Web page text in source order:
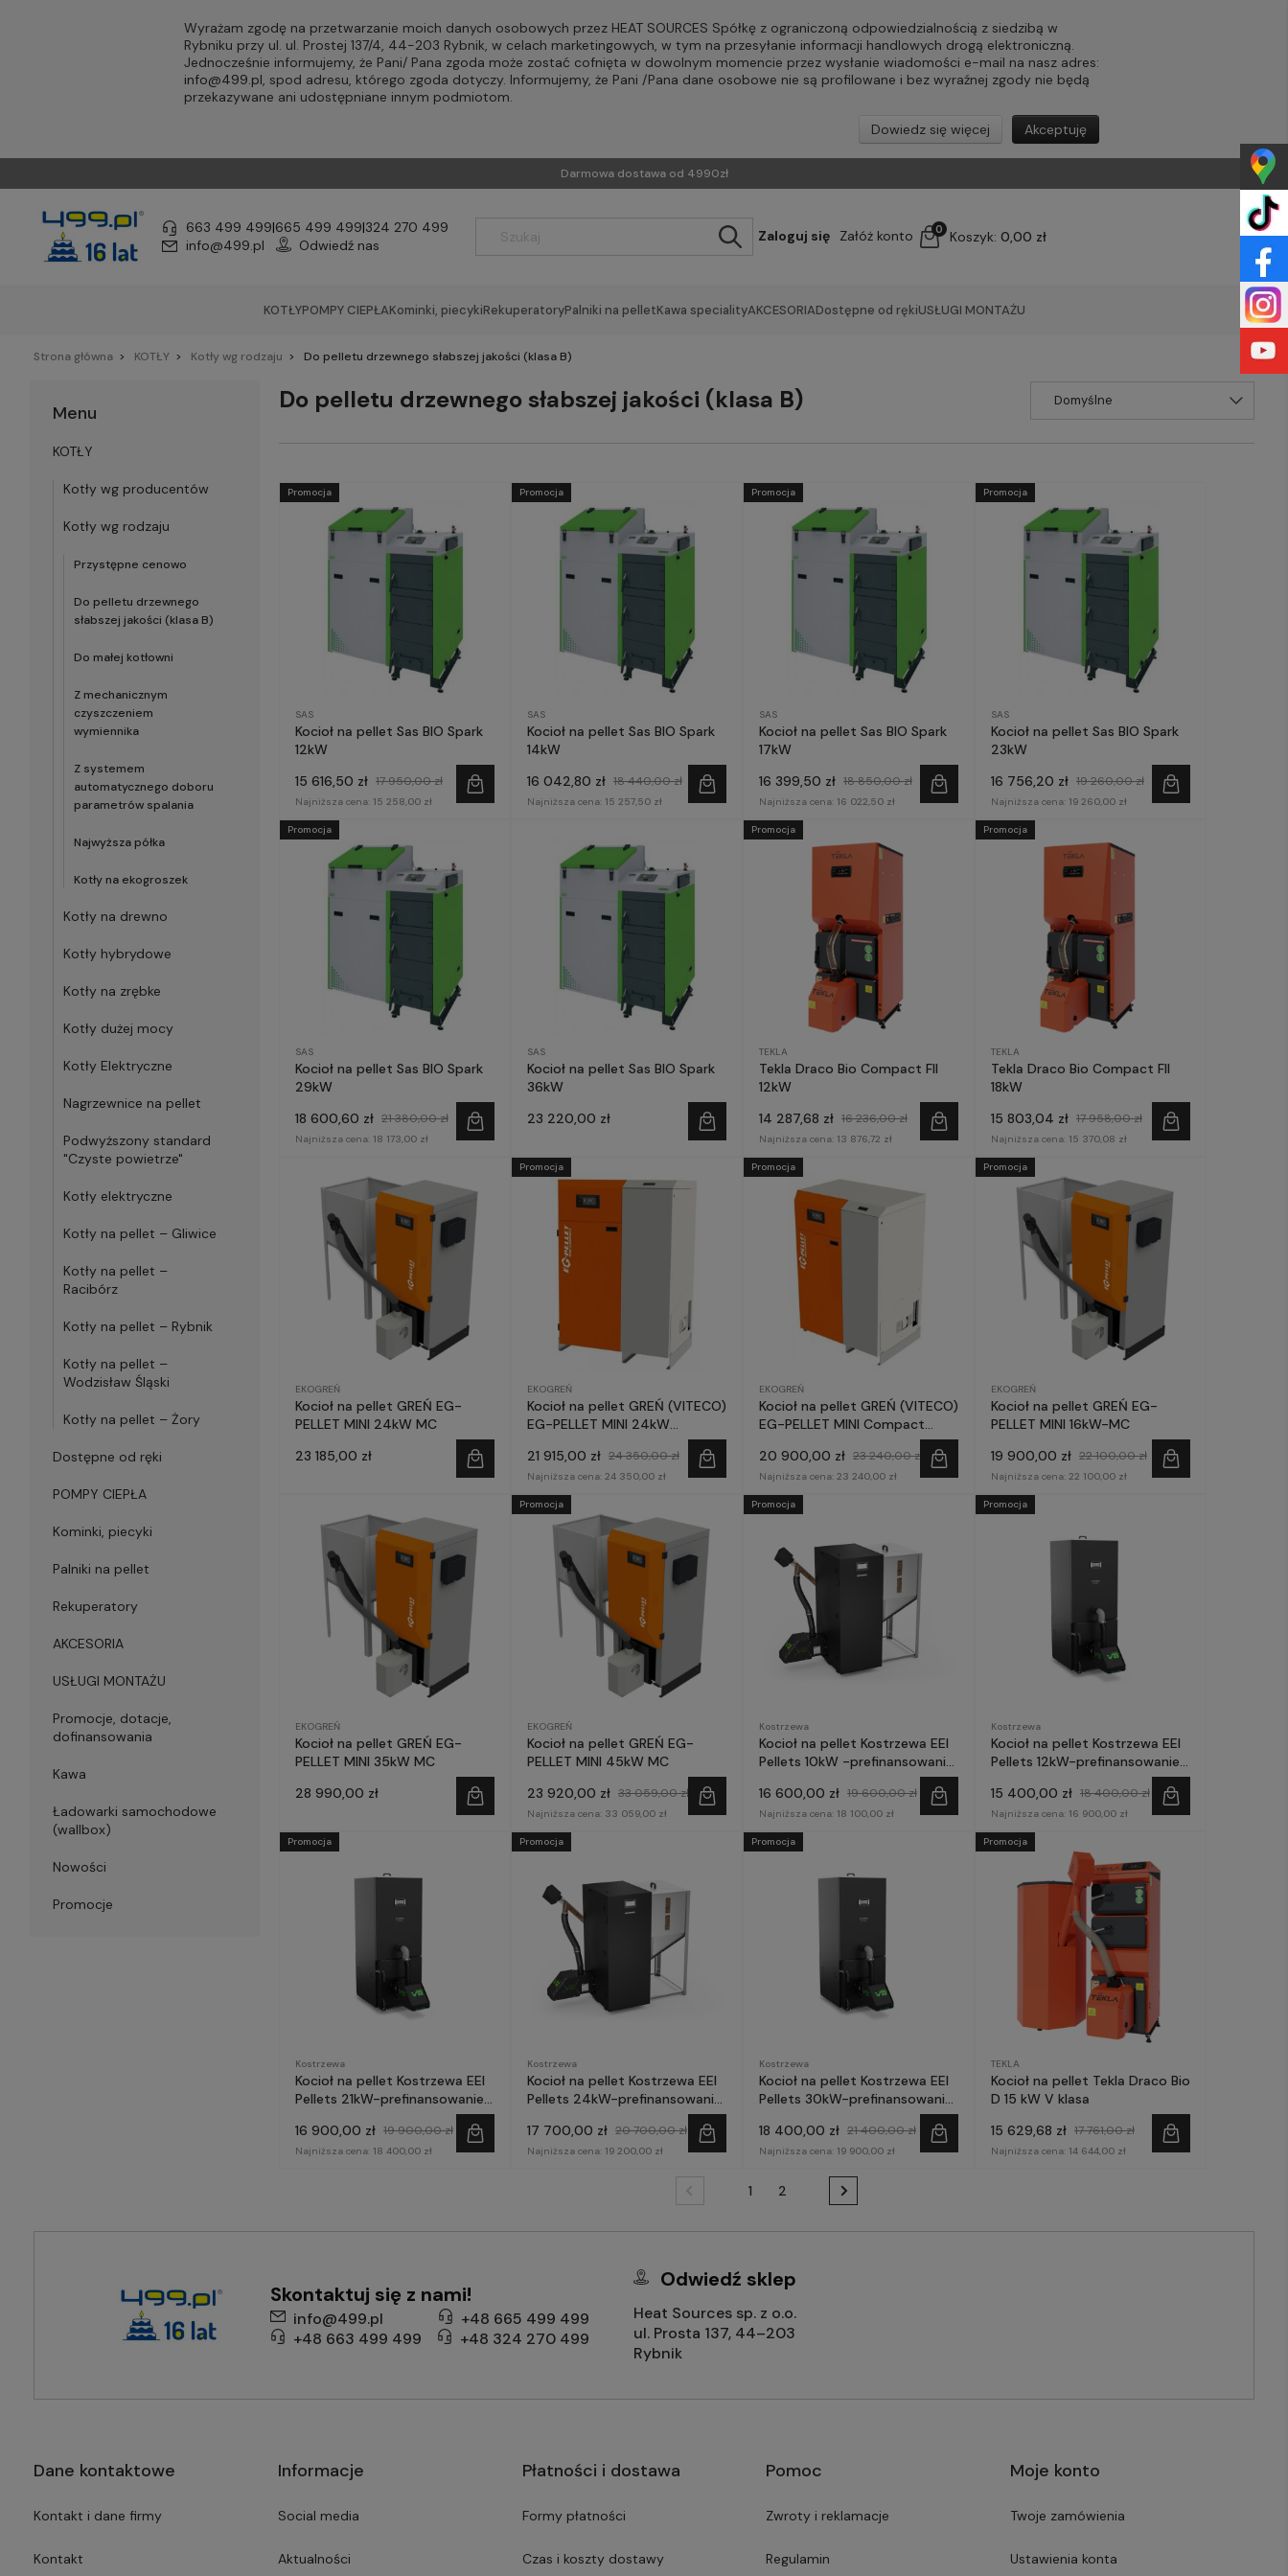
Wyrażam zgodę na przetwarzanie moich danych osobowych przez HEAT SOURCES Spółkę z ograniczoną odpowiedzialnością z siedzibą w
Rybniku przy ul. ul. Prostej 137/4, 44-203 Rybnik, w celach marketingowych, w tym na przesyłanie informacji handlowych drogą elektroniczną.
Jednocześnie informujemy, że Pani/ Pana zgoda może zostać cofnięta w dowolnym momencie przez wysłanie wiadomości e-mail na nasz adres:
info@499.pl, spod adresu, którego zgoda dotyczy. Informujemy, że Pani /Pana dane osobowe nie są profilowane i bez wyraźnej zgody nie będą
przekazywane ani udostępniane innym podmiotom.
Akceptuję
Dowiedz się więcej
Darmowa dostawa od 4990zł
663 499 499|665 499 499|324 270 499
info@499.pl
Odwiedź nas
Zaloguj się Załóż konto Koszyk: 0,00 zł
0
KOTŁYPOMPY CIEPŁAKominki, piecykiRekuperatoryPalniki na pelletKawa specialityAKCESORIADostępne od rękiUSŁUGI MONTAŻU
Strona główna KOTŁY Kotły wg rodzaju Do pelletu drzewnego słabszej jakości (klasa B)
Menu
KOTŁY
Kotły wg producentów
Kotły wg rodzaju
Przystępne cenowo
Do pelletu drzewnego
słabszej jakości (klasa B)
Do małej kotłowni
Z mechanicznym
czyszczeniem
wymiennika
Z systemem
automatycznego doboru
parametrów spalania
Najwyższa półka
Kotły na ekogroszek
Kotły na drewno
Kotły hybrydowe
Kotły na zrębke
Kotły dużej mocy
Kotły Elektryczne
Nagrzewnice na pellet
Podwyższony standard
"Czyste powietrze"
Kotły elektryczne
Kotły na pellet – Gliwice
Kotły na pellet –
Racibórz
Kotły na pellet – Rybnik
Kotły na pellet –
Wodzisław Śląski
Kotły na pellet – Żory
Dostępne od ręki
POMPY CIEPŁA
Kominki, piecyki
Palniki na pellet
Rekuperatory
AKCESORIA
USŁUGI MONTAŻU
Promocje, dotacje,
dofinansowania
Kawa
Ładowarki samochodowe
(wallbox)
Nowości
Promocje
Do pelletu drzewnego słabszej jakości (klasa B)
SAS
Kocioł na pellet Sas BIO Spark
12kW
15 616,50 zł 17 950,00 zł
Najniższa cena: 15 258,00 zł
Promocja
SAS
Kocioł na pellet Sas BIO Spark
14kW
16 042,80 zł 18 440,00 zł
Najniższa cena: 15 257,50 zł
Promocja
SAS
Kocioł na pellet Sas BIO Spark
17kW
16 399,50 zł 18 850,00 zł
Najniższa cena: 16 022,50 zł
Promocja
SAS
Kocioł na pellet Sas BIO Spark
23kW
16 756,20 zł 19 260,00 zł
Najniższa cena: 19 260,00 zł
Promocja
SAS
Kocioł na pellet Sas BIO Spark
29kW
18 600,60 zł 21 380,00 zł
Najniższa cena: 18 173,00 zł
Promocja
SAS
Kocioł na pellet Sas BIO Spark
36kW
23 220,00 zł
TEKLA
Tekla Draco Bio Compact FII
12kW
14 287,68 zł 16 236,00 zł
Najniższa cena: 13 876,72 zł
Promocja
TEKLA
Tekla Draco Bio Compact FII
18kW
15 803,04 zł 17 958,00 zł
Najniższa cena: 15 370,08 zł
Promocja
EKOGREŃ
Kocioł na pellet GREŃ EG-
PELLET MINI 24kW MC
23 185,00 zł
EKOGREŃ
Kocioł na pellet GREŃ (VITECO)
EG-PELLET MINI 24kW
21 915,00 zł 24 350,00 zł
Najniższa cena: 24 350,00 zł
Promocja
EKOGREŃ
Kocioł na pellet GREŃ (VITECO)
EG-PELLET MINI Compact
20 900,00 zł 23 240,00 zł
Najniższa cena: 23 240,00 zł
Promocja
EKOGREŃ
Kocioł na pellet GREŃ EG-
PELLET MINI 16kW-MC
19 900,00 zł 22 100,00 zł
Najniższa cena: 22 100,00 zł
Promocja
EKOGREŃ
Kocioł na pellet GREŃ EG-
PELLET MINI 35kW MC
28 990,00 zł
EKOGREŃ
Kocioł na pellet GREŃ EG-
PELLET MINI 45kW MC
23 920,00 zł 33 059,00 zł
Najniższa cena: 33 059,00 zł
Promocja
Kostrzewa
Kocioł na pellet Kostrzewa EEI
Pellets 10kW -prefinansowanie
16 600,00 zł 19 600,00 zł
Najniższa cena: 18 100,00 zł
Promocja
Kostrzewa
Kocioł na pellet Kostrzewa EEI
Pellets 12kW-prefinansowanie
15 400,00 zł 18 400,00 zł
Najniższa cena: 16 900,00 zł
Promocja
Kostrzewa
Kocioł na pellet Kostrzewa EEI
Pellets 21kW-prefinansowanie
16 900,00 zł 19 900,00 zł
Najniższa cena: 18 400,00 zł
Promocja
Kostrzewa
Kocioł na pellet Kostrzewa EEI
Pellets 24kW-prefinansowanie
17 700,00 zł 20 700,00 zł
Najniższa cena: 19 200,00 zł
Promocja
Kostrzewa
Kocioł na pellet Kostrzewa EEI
Pellets 30kW-prefinansowanie
18 400,00 zł 21 400,00 zł
Najniższa cena: 19 900,00 zł
Promocja
TEKLA
Kocioł na pellet Tekla Draco Bio
D 15 kW V klasa
15 629,68 zł 17 761,00 zł
Najniższa cena: 14 644,00 zł
Promocja
1 2
Skontaktuj się z nami!
info@499.pl
+48 665 499 499
+48 663 499 499
+48 324 270 499
Odwiedź sklep
Heat Sources sp. z o.o.
ul. Prosta 137, 44–203
Rybnik
Dane kontaktowe
Kontakt i dane firmy
Kontakt
Informacje
Social media
Aktualności
Płatności i dostawa
Formy płatności
Czas i koszty dostawy
Pomoc
Zwroty i reklamacje
Regulamin
Moje konto
Twoje zamówienia
Ustawienia konta